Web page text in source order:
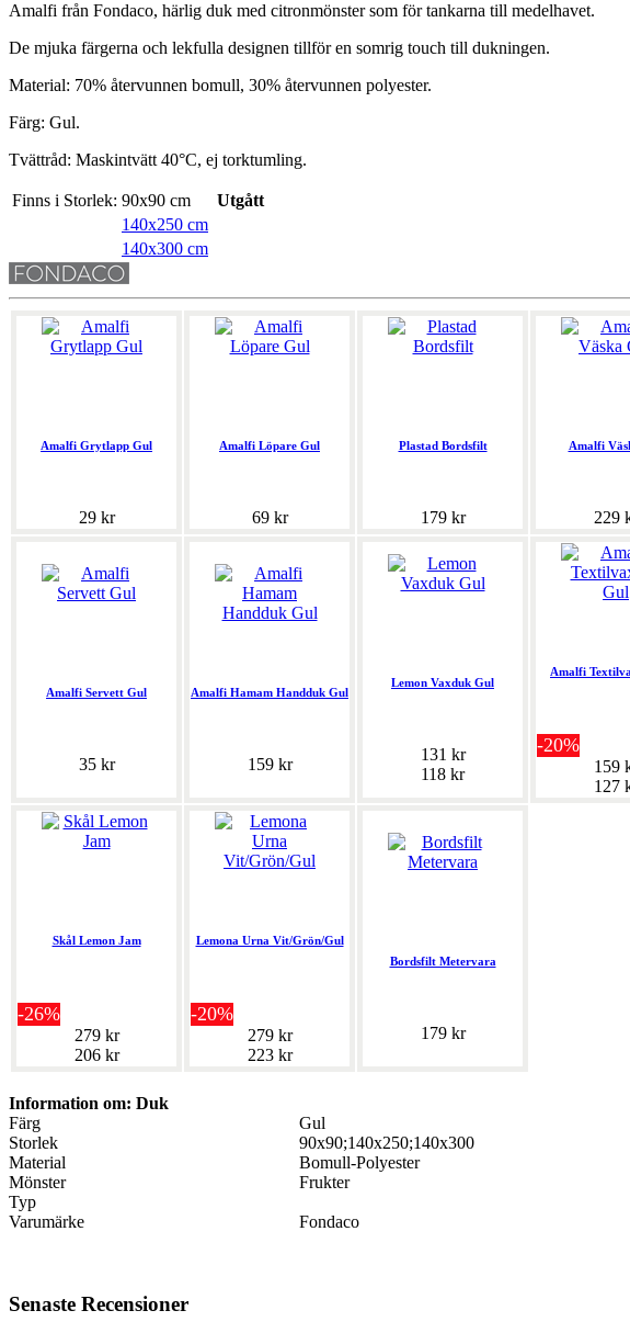
Amalfi från Fondaco, härlig duk med citronmönster som för tankarna till medelhavet.
De mjuka färgerna och lekfulla designen tillför en somrig touch till dukningen.
Material: 70% återvunnen bomull, 30% återvunnen polyester.
Färg: Gul.
Tvättråd: Maskintvätt 40°C, ej torktumling.
Finns i Storlek: 90x90 cm
Utgått
140x250 cm
140x300 cm
Amalfi Grytlapp Gul
29 kr
Amalfi Löpare Gul
69 kr
Plastad Bordsfilt
179 kr
Amalfi
229
Amalfi Servett Gul
35 kr
Amalfi Hamam Handduk Gul
159 kr
Lemon Vaxduk Gul
131 kr
118 kr
Amalfi
-20%
159
127
Skål Lemon Jam
-26%
279 kr
206 kr
Lemona Urna Vit/Grön/Gul
-20%
279 kr
223 kr
Bordsfilt Metervara
179 kr
Information om: Duk
Färg
Gul
Storlek
90x90;140x250;140x300
Material
Bomull-Polyester
Mönster
Frukter
Typ
Varumärke
Fondaco
Senaste Recensioner